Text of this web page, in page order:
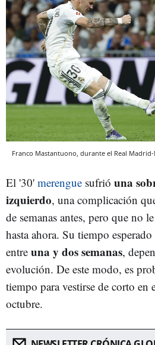
Franco Mastantuono, durante el Real
El '30' merengue sufrió una
izquierdo, una complicación
de semanas antes, pero que no
hasta ahora. Su tiempo
entre una y dos semanas,
evolución. De este modo, es
tiempo para vestirse de corto en
octubre.